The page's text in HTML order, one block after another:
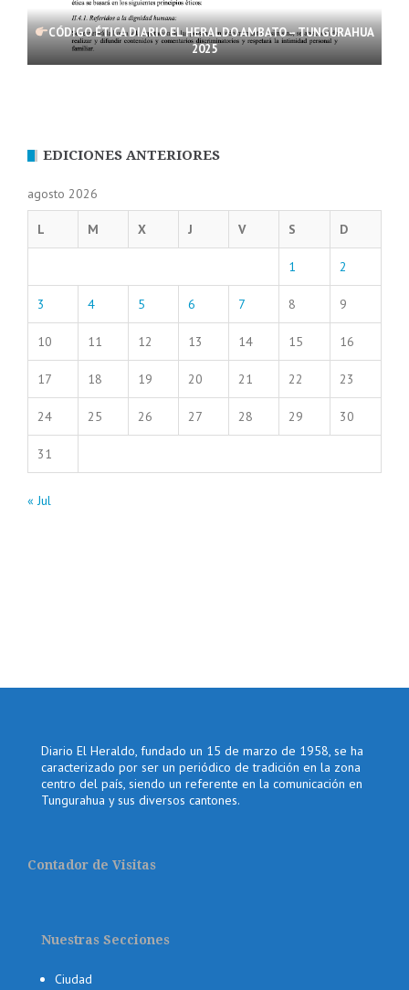
CÓDIGO ÉTICA DIARIO EL HERALDO AMBATO – TUNGURAHUA
2025
EDICIONES ANTERIORES
agosto 2026
L M X J V S D
1 2
3 4 5 6 7 8 9
10 11 12 13 14 15 16
17 18 19 20 21 22 23
24 25 26 27 28 29 30
31
« Jul
Diario El Heraldo, fundado un 15 de marzo de 1958, se ha
caracterizado por ser un periódico de tradición en la zona
centro del país, siendo un referente en la comunicación en
Tungurahua y sus diversos cantones.
Contador de Visitas
Nuestras Secciones
Ciudad